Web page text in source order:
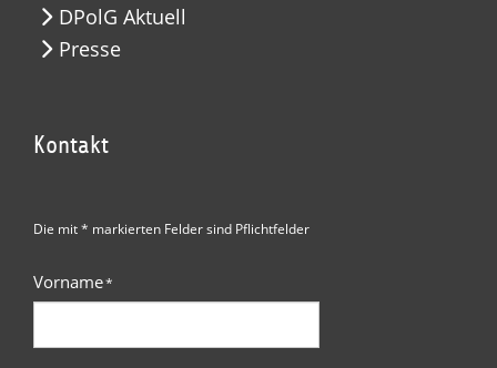
DPolG Aktuell
Presse
Kontakt
Die mit * markierten Felder sind Pflichtfelder
Vorname*